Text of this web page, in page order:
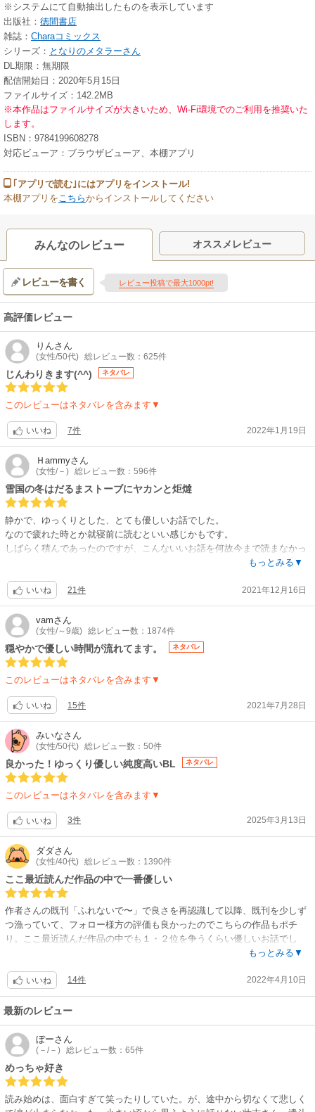
※システムにて自動抽出したものを表示しています
出版社： 徳間書店
雑誌： Charaコミックス
シリーズ： となりのメタラーさん
DL期限：無期限
配信開始日：2020年5月15日
ファイルサイズ：142.2MB
※本作品はファイルサイズが大きいため、Wi-Fi環境でのご利用を推奨いた
します。
ISBN：9784199608278
対応ビューア：ブラウザビューア、本棚アプリ
｢アプリで読む｣にはアプリをインストール!
本棚アプリを こちらからインストールしてください
みんなのレビュー オススメレビュー
レビューを書く レビュー投稿で最大1000pt!
高評価レビュー
りんさん
(女性/50代) 総レビュー数：625件
じんわりきます(^^) ネタバレ
このレビューはネタバレを含みます▼
いいね 7件 2022年1月19日
Ｈammyさん
(女性/－) 総レビュー数：596件
雪国の冬はだるまストーブにヤカンと炬燵
静かで、ゆっくりとした、とても優しいお話でした。
なので疲れた時とか就寝前に読むといい感じかもです。
しばらく積んであったのですが、こんないいお話を何故今まで読まなかっ
レビューを上げてくださったフォローさまに感謝です。。。
雪国の冬はそれはそれは静かです。音が雪に吸収されてしまうんですよ
ね。
メタラーなのに静かに暮らす。
それだけでもたまんない気持ちになりました。
しんしんと雪のように静かに降り積もった恋心。
メタルを聴くようになった経緯が切ない。
彼のキャラクターがすっごく良いのです。
そっと抱きしめて癒して甘やかしたい衝動に駆られてしまう人です。
遣斗はゲイで幼年教育学科の院生です。
相手の懐にスッと入ってしまう思いやりあふれる優しい人です。
この2人対照的なキャラですが、ゆっくりと、本当にゆっくりと真摯に心
私が抱きしめたい！と思ってたのと同じように遣斗が壮志を抱きしめるシ
ーンが泣けました。。。
余談ですが、メタルのLive遠征参戦の様子が、もうLiveあるあるでいちい
ちピコン！！ってなっていました。
(サークルやりてぇヘドバンしてぇでもダイブは禁止よ？とにかくLive行き
てぇ！コロナ滅びろ〜！！)(取り敢えず読み終わって直ぐにMEGADETHと
METALLICA聴いたよね)。。
読み終わってから改めて表紙カバー絵を眺めると、泣けるような暖かい感
情がじわ〜っと溢れてきます。
細部に至るまで雪国で暮らす壮志の人となりと、2人の関係性が描かれて
います。。。
修正は無く、細い線で遠慮がちに描かれていました。
もっとみる▼
いいね 21件 2021年12月16日
vamさん
(女性/～9歳) 総レビュー数：1874件
穏やかで優しい時間が流れてます。 ネタバレ
このレビューはネタバレを含みます▼
いいね 15件 2021年7月28日
みいなさん
(女性/50代) 総レビュー数：50件
良かった！ゆっくり優しい純度高いBL ネタバレ
このレビューはネタバレを含みます▼
いいね 3件 2025年3月13日
ダダさん
(女性/40代) 総レビュー数：1390件
ここ最近読んだ作品の中で一番優しい
作者さんの既刊「ふれないで〜」で良さを再認識して以降、既刊を少しず
つ漁っていて、フォロー様方の評価も良かったのでこちらの作品もポチ
り。ここ最近読んだ作品の中でも１・２位を争うくらい優しいお話でし
た。優しいと言っても単にほんわかしているだけでなく、人間関係や性格
リハリがあって読み応えがありました。さてさて本作品は、田舎の大学院
生・遣斗×アパート隣人の壮志さんのお話で、表題作のみ全５話＋描き下
ろしで合計220ページ。雪の降る日にアパートの廊下で倒れていた遣斗を
介抱して以降、遣斗と壮志さんの交流が始まって…。この壮志さん、思っ
たように言葉が出て来ずコミュニケーションに苦労してるんですが、根は
真面目で優しく、それでも一生懸命話そうとしているのがとても好感が持
てます。壮志さん頑張れ頑張れって知らないうちに応援している自分に気
付くくらいストーリーに入り込んでました。一生懸命話そうとする壮志さ
んと、聞こうとする遣斗、お互いが歩み寄ろうとしているから良い関係が
成り立つんだろうなと。あと、絵で余白の使い方がとても印象的でした。
もっとみる▼
いいね 14件 2022年4月10日
最新のレビュー
ぼーさん
(－/－) 総レビュー数：65件
めっちゃ好き
読み始めは、面白すぎて笑ったりしていた。が、途中から切なくて悲しく